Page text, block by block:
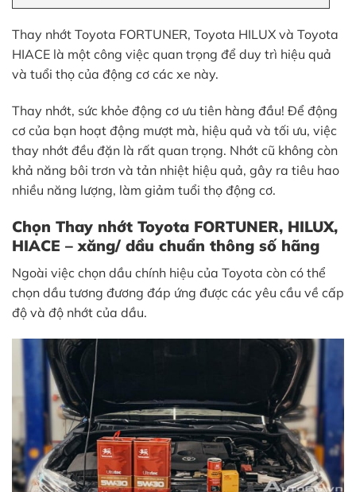
Thay nhớt Toyota FORTUNER, Toyota HILUX và Toyota
HIACE là một công việc quan trọng để duy trì hiệu quả
và tuổi thọ của động cơ các xe này.
Thay nhớt, sức khỏe động cơ ưu tiên hàng đầu! Để động
cơ của bạn hoạt động mượt mà, hiệu quả và tối ưu, việc
thay nhớt đều đặn là rất quan trọng. Nhớt cũ không còn
khả năng bôi trơn và tản nhiệt hiệu quả, gây ra tiêu hao
nhiều năng lượng, làm giảm tuổi thọ động cơ.
Chọn Thay nhớt Toyota FORTUNER, HILUX,
HIACE – xăng/ dầu chuẩn thông số hãng
Ngoài việc chọn dầu chính hiệu của Toyota còn có thể
chọn dầu tương đương đáp ứng được các yêu cầu về cấp
độ và độ nhớt của dầu.